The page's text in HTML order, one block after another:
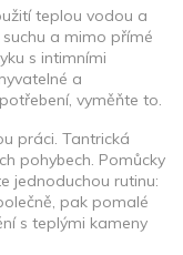
teplou vodou a
a mimo přímé
s intimními
a
vyměňte to.
práci. Tantrická
pohybech. Pomůcky
jednoduchou rutinu:
pak pomalé
s teplými kameny